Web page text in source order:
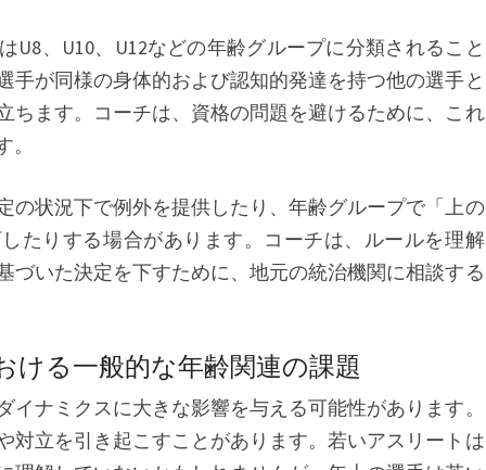
U8、U10、U12などの年齢グループに分類されること
手が同様の身体的および認知的発達を持つ他の選手と
ちます。コーチは、資格の問題を避けるために、これ
の状況下で例外を提供したり、年齢グループで「上の
たりする場合があります。コーチは、ルールを理解
づいた決定を下すために、地元の統治機関に相談する
ける一般的な年齢関連の課題
ナミクスに大きな影響を与える可能性があります。
対立を引き起こすことがあります。若いアスリートは